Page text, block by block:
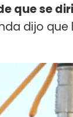
que se
dijo que